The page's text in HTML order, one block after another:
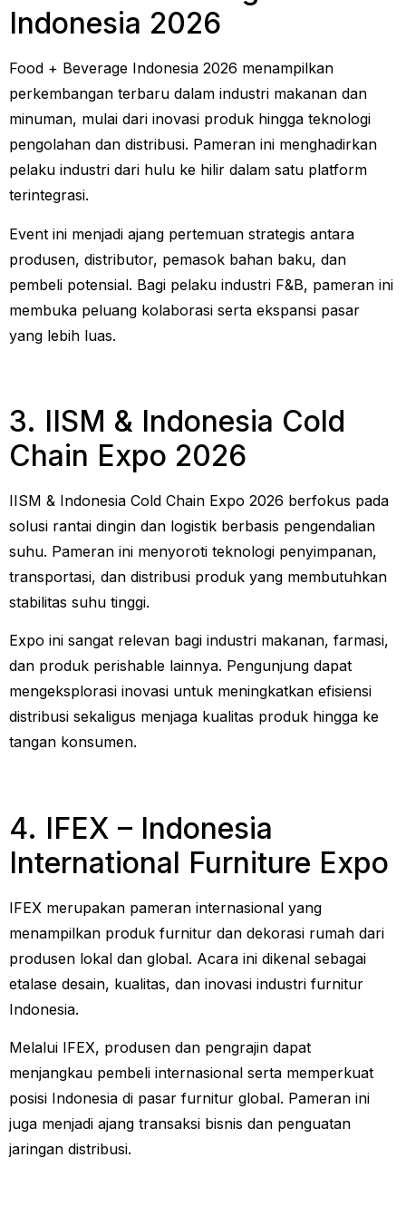
Indonesia 2026
Food + Beverage Indonesia 2026 menampilkan
perkembangan terbaru dalam industri makanan dan
minuman, mulai dari inovasi produk hingga teknologi
pengolahan dan distribusi. Pameran ini menghadirkan
pelaku industri dari hulu ke hilir dalam satu platform
terintegrasi.
Event ini menjadi ajang pertemuan strategis antara
produsen, distributor, pemasok bahan baku, dan
pembeli potensial. Bagi pelaku industri F&B, pameran ini
membuka peluang kolaborasi serta ekspansi pasar
yang lebih luas.
3. IISM & Indonesia Cold
Chain Expo 2026
IISM & Indonesia Cold Chain Expo 2026 berfokus pada
solusi rantai dingin dan logistik berbasis pengendalian
suhu. Pameran ini menyoroti teknologi penyimpanan,
transportasi, dan distribusi produk yang membutuhkan
stabilitas suhu tinggi.
Expo ini sangat relevan bagi industri makanan, farmasi,
dan produk perishable lainnya. Pengunjung dapat
mengeksplorasi inovasi untuk meningkatkan efisiensi
distribusi sekaligus menjaga kualitas produk hingga ke
tangan konsumen.
4. IFEX – Indonesia
International Furniture Expo
IFEX merupakan pameran internasional yang
menampilkan produk furnitur dan dekorasi rumah dari
produsen lokal dan global. Acara ini dikenal sebagai
etalase desain, kualitas, dan inovasi industri furnitur
Indonesia.
Melalui IFEX, produsen dan pengrajin dapat
menjangkau pembeli internasional serta memperkuat
posisi Indonesia di pasar furnitur global. Pameran ini
juga menjadi ajang transaksi bisnis dan penguatan
jaringan distribusi.